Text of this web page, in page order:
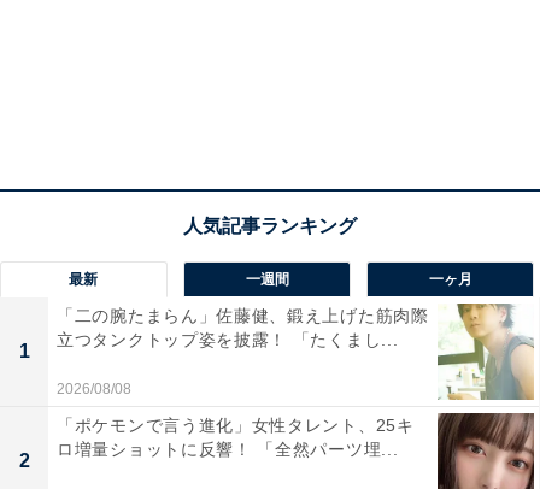
最新 一週間 一ヶ月
1
「二の腕たまらん」佐藤健、鍛え上げた筋肉際
立つタンクトップ姿を披露！ 「たくまし...
2026/08/08
2
「ポケモンで言う進化」女性タレント、25キ
ロ増量ショットに反響！ 「全然パーツ埋...